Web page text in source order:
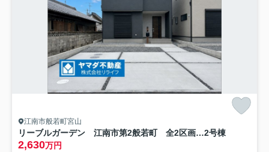
江南市般若町宮山
リーブルガーデン 江南市第2般若町 全2区画分譲2号棟
2,630万円